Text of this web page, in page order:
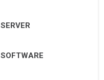
SERVER
SOFTWARE